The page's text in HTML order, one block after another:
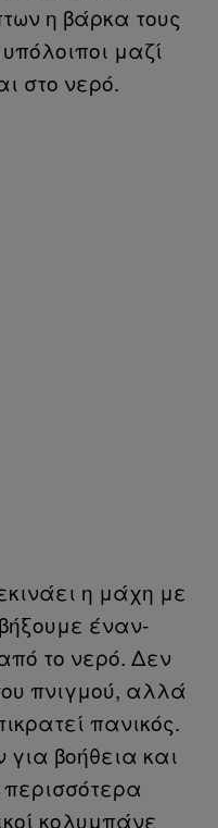
η βάρκα τους
μαζί
στο νερό.
η μάχη με
έναν-
το νερό. Δεν
πνιγμού, αλλά
πανικός.
βοήθεια και
κολυμπάνε